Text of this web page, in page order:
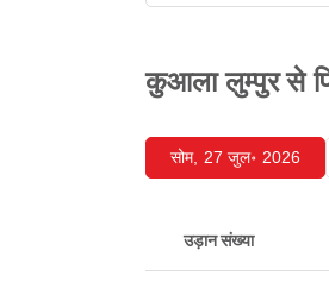
कुआला लुम्पुर से
सोम, 27 जुल॰ 2026
उड़ान संख्या